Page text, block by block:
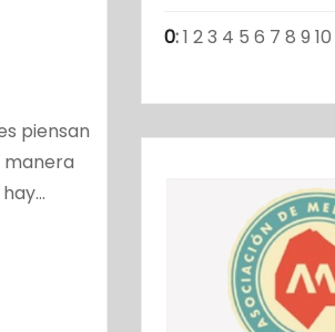
piensan
manera
0:1 23 4 5 6 7 8 9 10